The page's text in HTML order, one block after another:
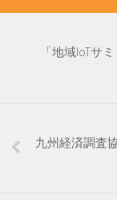
「地域IoTサ
九州経済調査